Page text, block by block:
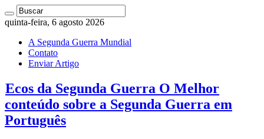
quinta-feira, 6 agosto 2026
A Segunda Guerra Mundial
Contato
Enviar Artigo
Ecos da Segunda Guerra O Melhor
conteúdo sobre a Segunda Guerra em
Português